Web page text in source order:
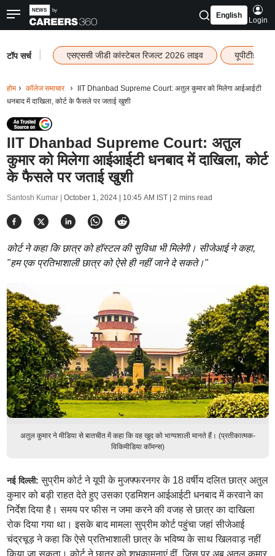
English
Login
टॉप सर्च एसएससी जीडी कांस्टेबल रिजल्ट 2026 लाइव यूपीटीईटी
होम कॉलेज समाचार
IIT Dhanbad Supreme Court: अतुल कुमार को मिलेगा आईआईटी
धनबाद में दाखिला, कोर्ट के फैसले पर जताई खुशी
IIT Dhanbad Supreme Court: अतुल
कुमार को मिलेगा आईआईटी धनबाद में दाखिला, कोर्ट
के फैसले पर जताई खुशी
Santosh Kumar | October 1, 2024 | 10:45 AM IST| 2 mins read
कोर्ट ने कहा कि छात्र को हॉस्टल की सुविधा भी मिलेगी। सीजेआई ने कहा,
"हम एक प्रतिभाशाली छात्र को ऐसे ही नहीं जाने दे सकते।"
अतुल कुमार ने मीडिया से बातचीत में कहा कि वह खुद को भाग्यशाली मानते हैं। (प्रतीकात्मक-
विकिमीडिया कॉमन्स)
नई दिल्ली:सुप्रीम कोर्ट ने यूपी के मुजफ्फरनगर के 18 वर्षीय दलित छात्र अतुल
कुमार को बड़ी राहत देते हुए उसका एडमिशन आईआईटी धनबाद में करवाने का
निर्देश दिया है। समय पर फीस न जमा करने की वजह से छात्र का दाखिला
रोक दिया गया था। इसके बाद मामला सुप्रीम कोर्ट पहुंचा जहां सीजेआई
चंद्रचूड़ ने कहा कि ऐसे प्रतिभाशाली छात्र के भविष्य के साथ खिलवाड़ नहीं
किया जा सकता। कोर्ट ने छात्र को शुभकामनाएं दीं, जिस पर अब अतुल कुमार